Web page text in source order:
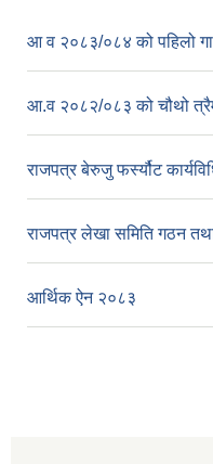
आ व २०८३/०८४ को पहिलो
आ.व २०८२/०८३ को चौथो
राजपत्र बेरुजु फर्स्यौट
राजपत्र लेखा समिति गठन
आर्थिक ऐन २०८३